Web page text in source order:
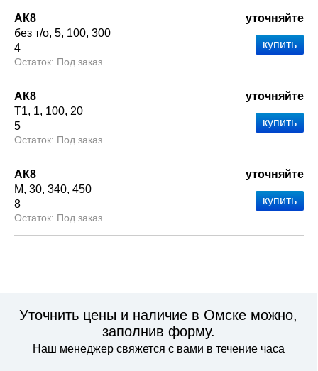
АК8
без т/о 5 100 300
4
Под заказ
уточняйте
АК8
Т1 1 100 20
5
Под заказ
уточняйте
АК8
М 30 340 450
8
Под заказ
уточняйте
Уточнить цены и наличие в Омске можно,
заполнив форму.
Наш менеджер свяжется с вами в течение часа